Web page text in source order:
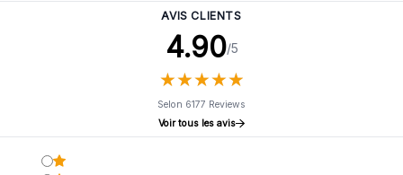
AVIS CLIENTS
4.90/5
★★★★★
★★★★★
Selon 6177 Reviews
Voir tous les avis